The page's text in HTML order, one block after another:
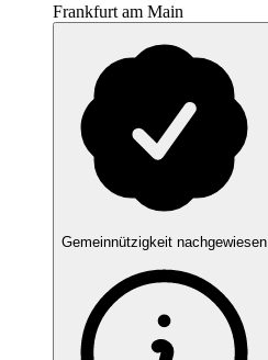
Frankfurt am Main
Gemeinnützigkeit nachgewiesen